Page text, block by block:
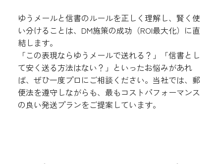
ゆうメールと信書のルールを正しく理解し、賢く使
い分けることは、DM施策の成功（ROI最大化）に直
結します。
「この表現ならゆうメールで送れる？」「信書とし
て安く送る方法はない？」といったお悩みがあれ
ば、ぜひ一度プロにご相談ください。当社では、郵
便法を遵守しながらも、最もコストパフォーマンス
の良い発送プランをご提案しています。